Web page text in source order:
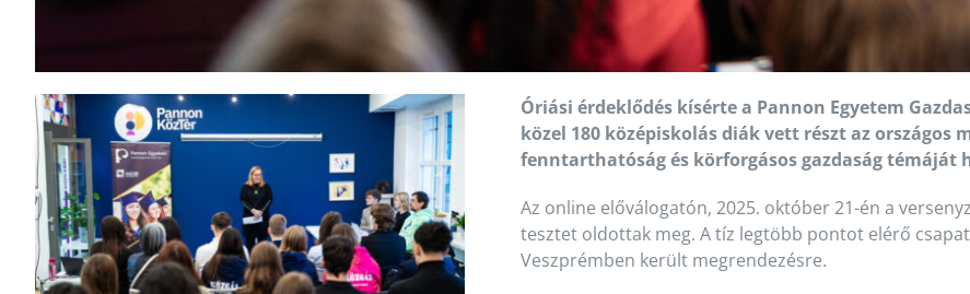
Óriási érdeklődés kísérte a Pannon Egyetem
közel 180 középiskolás diák vett részt az
fenntarthatóság és körforgásos gazdaság témáját
Az online előválogatón, 2025. október 21-én a
tesztet oldottak meg. A tíz legtöbb pontot elérő
Veszprémben került megrendezésre.